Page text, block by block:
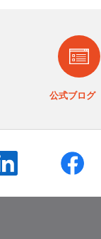
公式ブロ